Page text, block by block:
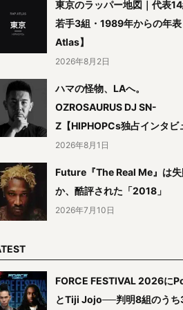
東京のラッパー地図｜代表14
若手3組・1989年からの年
Atlas】
2026年8月2日
ハマの怪物、LAへ。
OZROSAURUS DJ SN-
Z【HIPHOPCs独占インタビ
2026年8月1日
Future『The Real Me』は
か、酷評された「2018」
2026年7月10日
FORCE FESTIVAL 2026に
とTiji Jojo──判明8組のうち